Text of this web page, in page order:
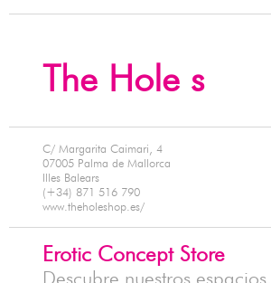
The Hole s
C/ Margarita Caimari, 4
07005 Palma de Mallorca
Illes Balears
(+34) 871 516 790
www.theholeshop.es/
Erotic Concept Store
Descubre nuestros espacios.